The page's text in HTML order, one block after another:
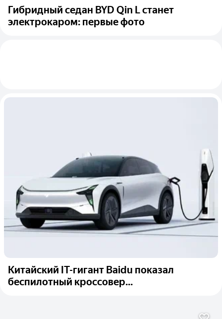
Гибридный седан BYD Qin L станет
электрокаром: первые фото
Китайский IT-гигант Baidu показал
беспилотный кроссовер...